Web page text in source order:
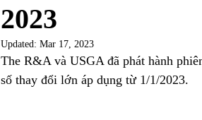
2023
Updated: Mar 17, 2023
The R&A và USGA đã phát hành
số thay đổi lớn áp dụng từ 1/1/2023.